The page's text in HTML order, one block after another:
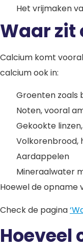
Het vrijmaken
Waar zit
Calcium komt
calcium ook in:
Groenten zoals
Noten, vooral
Gekookte
Volkorenbrood,
Aardappelen
Mineraalwater
Hoewel de opname
Check de pagina
Hoeveel